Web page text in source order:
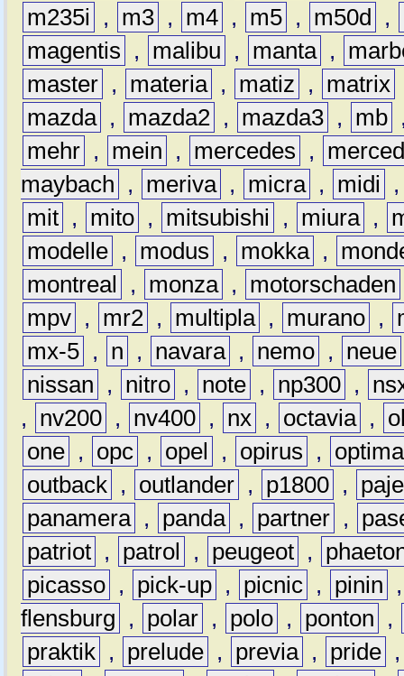
m235i
, m3 , m4 , m5 , m50d ,
magentis
, malibu , manta ,
master , materia , matiz , matrix
mazda , mazda2 , mazda3 , mb
mehr , mein , mercedes ,
maybach
, meriva , micra , midi
mit , mito , mitsubishi , miura ,
modelle , modus , mokka ,
montreal
, monza , motorschaden
mpv , mr2 , multipla , murano ,
mx-5 , n , navara , nemo , neue
nissan
, nitro , note , np300 ,
,
nv200 , nv400 , nx , octavia ,
one , opc , opel , opirus ,
optima
outback , outlander , p1800 ,
panamera , panda , partner ,
patriot , patrol , peugeot ,
picasso , pick-up , picnic , pinin
flensburg
, polar , polo , ponton
,
praktik , prelude , previa , pride